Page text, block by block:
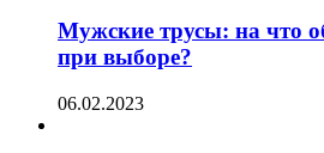
Мужские трусы: на что
при выборе?
06.02.2023